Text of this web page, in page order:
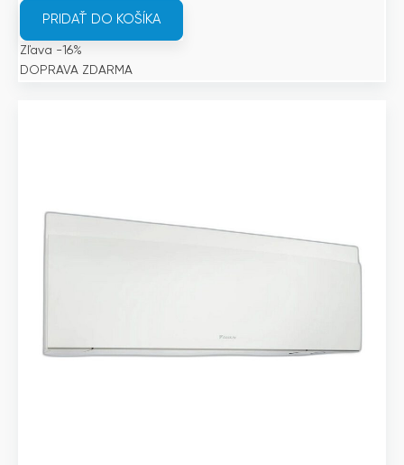
bola:
2
731€.
je:
294€.
PRIDAŤ DO KOŠÍKA
Zľava -16%
DOPRAVA ZDARMA